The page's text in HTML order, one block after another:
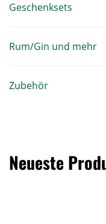
Geschenksets
Rum/Gin und mehr
Zubehör
Neueste